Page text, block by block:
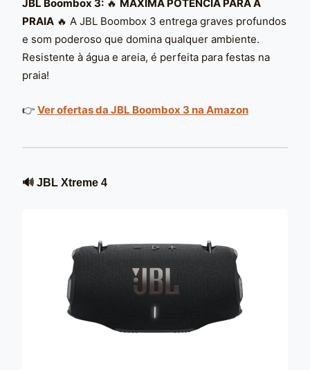
JBL Boombox 3: 🔥 MÁXIMA POTÊNCIA PARA A
PRAIA 🔥 A JBL Boombox 3 entrega graves profundos
e som poderoso que domina qualquer ambiente.
Resistente à água e areia, é perfeita para festas na
praia!
👉 Ver ofertas da JBL Boombox 3 na Amazon
🔊 JBL Xtreme 4